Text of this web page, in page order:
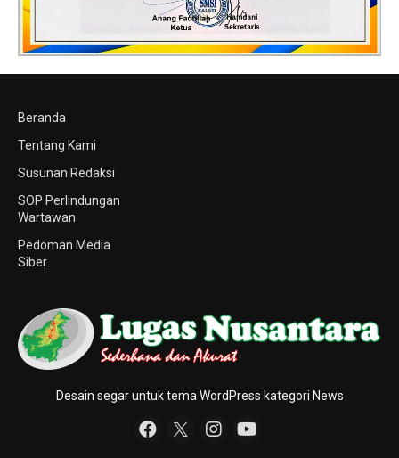
Beranda
Tentang Kami
Susunan Redaksi
SOP Perlindungan
Wartawan
Pedoman Media
Siber
Desain segar untuk tema WordPress kategori News